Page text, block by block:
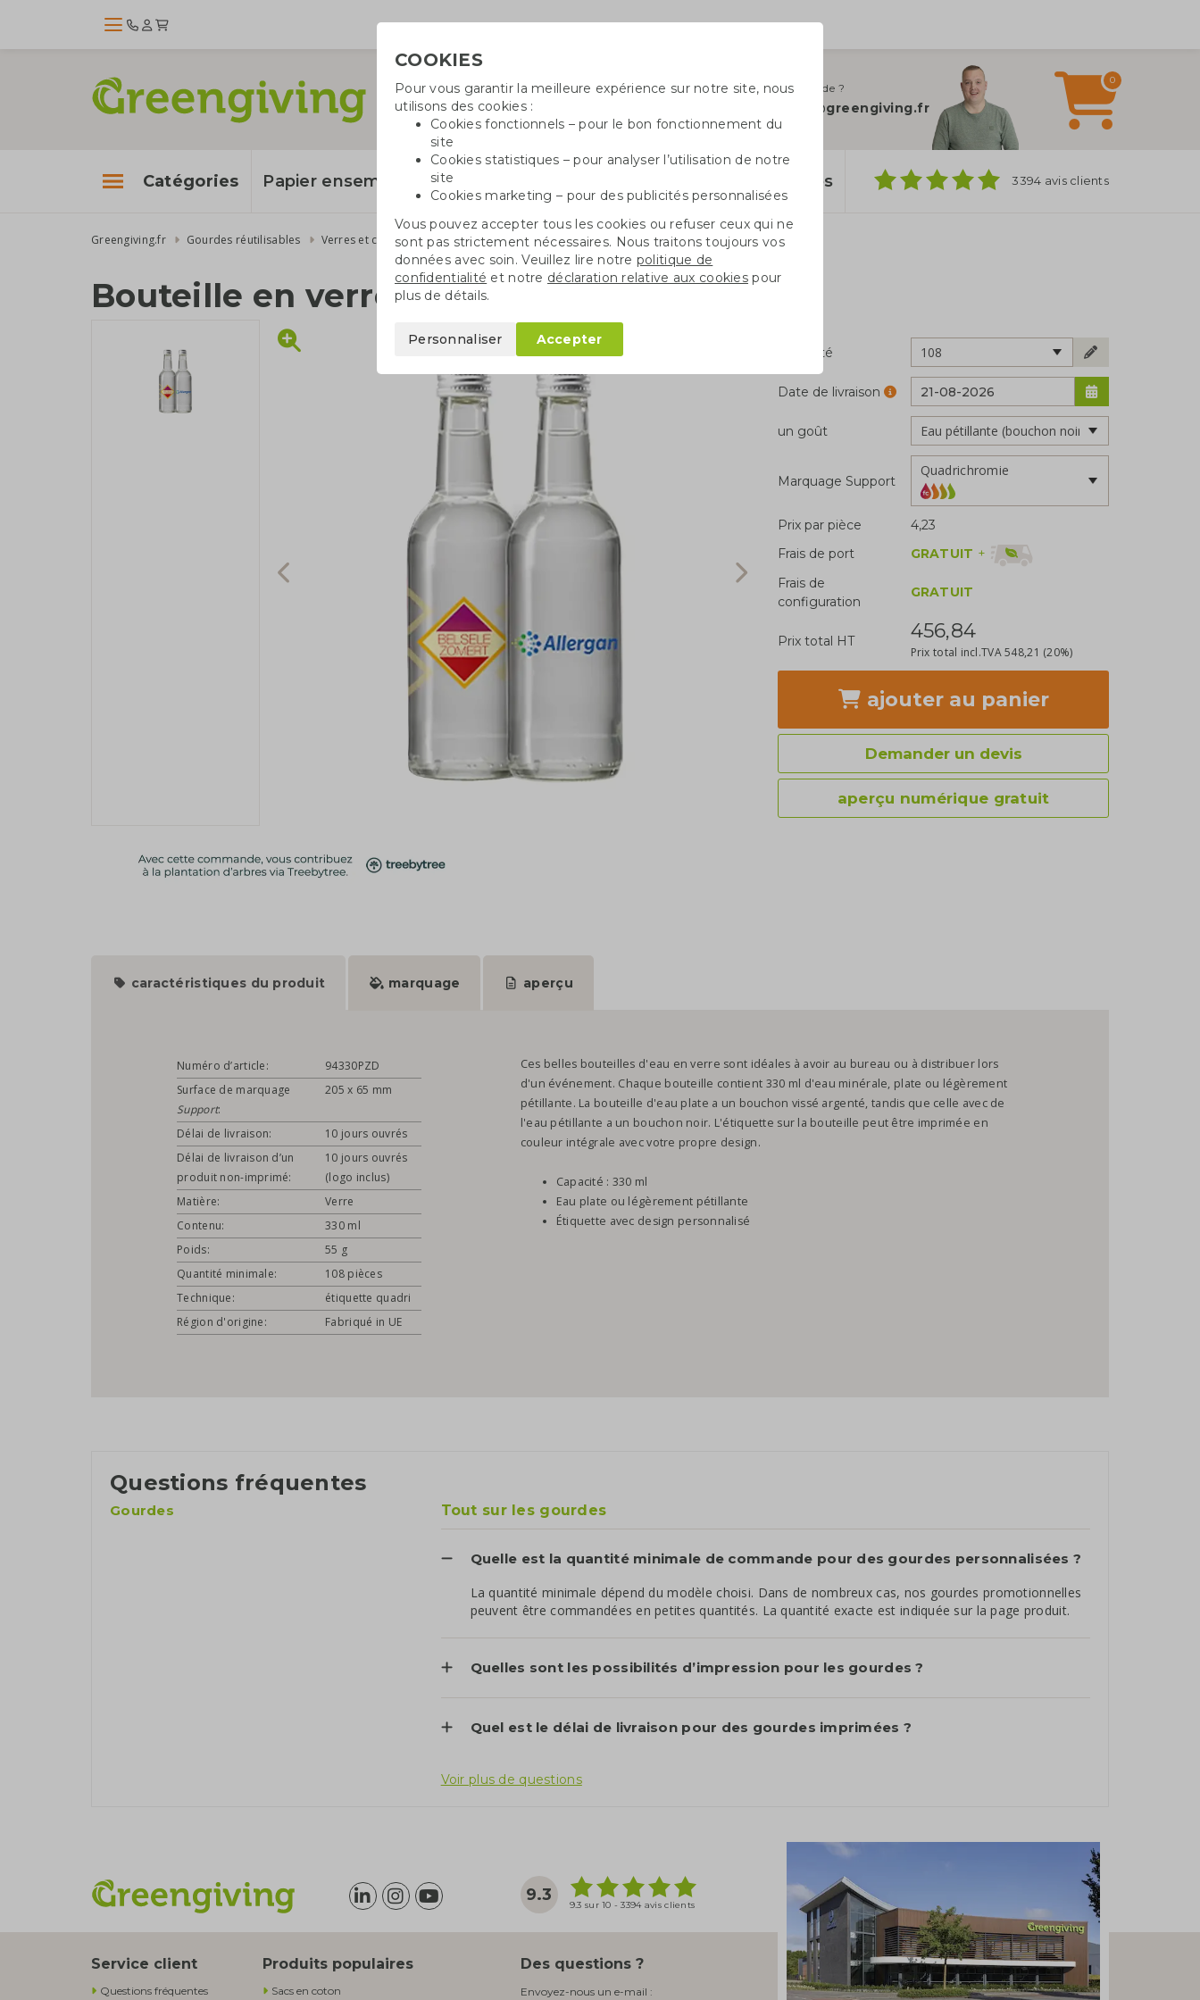
Besoin d’aide ?
info@greengiving.fr
0
Catégories Papier ensemencé Sacs en coton Stylos 3394 avis clients
Greengiving.fr Gourdes réutilisables Verres et carafes Bouteille en verre 330 ml avec eau
Bouteille en verre 330 ml avec eau
Quantité 108
Date de livraison
un goût
Marquage Support
Quadrichromie
Prix par pièce
4,23
Frais de port
GRATUIT +
Frais de
configuration
GRATUIT
Prix total HT 456,84
Prix total incl.TVA548,21 (20%)
ajouter au panier
Demander un devis
aperçu numérique gratuit
caractéristiques du produit marquage aperçu
Numéro d’article:
94330PZD
Surface de marquage
Support:
205 x 65 mm
Délai de livraison:
10 jours ouvrés
Délai de livraison d’un
produit non-imprimé:
10 jours ouvrés
(logo inclus)
Matière:
Verre
Contenu:
330 ml
Poids:
55 g
Quantité minimale:
108 pièces
Technique:
étiquette quadri
Région d'origine:
Fabriqué in UE
Ces belles bouteilles d'eau en verre sont idéales à avoir au bureau ou à distribuer lors
d'un événement. Chaque bouteille contient 330 ml d'eau minérale, plate ou légèrement
pétillante. La bouteille d'eau plate a un bouchon vissé argenté, tandis que celle avec de
l'eau pétillante a un bouchon noir. L'étiquette sur la bouteille peut être imprimée en
couleur intégrale avec votre propre design.
Capacité : 330 ml
Eau plate ou légèrement pétillante
Étiquette avec design personnalisé
Questions fréquentes
Gourdes Tout sur les gourdes
Quelle est la quantité minimale de commande pour des gourdes personnalisées ?
La quantité minimale dépend du modèle choisi. Dans de nombreux cas, nos gourdes promotionnelles
peuvent être commandées en petites quantités. La quantité exacte est indiquée sur la page produit.
Quelles sont les possibilités d’impression pour les gourdes ?
Quel est le délai de livraison pour des gourdes imprimées ?
Voir plus de questions
9.3
9.3 sur 10 - 3394 avis clients
Service client
Questions fréquentes
Produits populaires
Sacs en coton
Des questions ?
Envoyez-nous un e-mail :
COOKIES
Pour vous garantir la meilleure expérience sur notre site, nous
utilisons des cookies :
Cookies fonctionnels – pour le bon fonctionnement du
site
Cookies statistiques – pour analyser l’utilisation de notre
site
Cookies marketing – pour des publicités personnalisées
Vous pouvez accepter tous les cookies ou refuser ceux qui ne
sont pas strictement nécessaires. Nous traitons toujours vos
données avec soin. Veuillez lire notre politique de
confidentialité et notre déclaration relative aux cookiespour
plus de détails.
Personnaliser Accepter